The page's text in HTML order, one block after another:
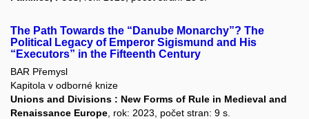
The Path Towards the “Danube Monarchy”? The
Political Legacy of Emperor Sigismund and His
“Executors” in the Fifteenth Century
BAR Přemysl
Kapitola v odborné knize
Unions and Divisions : New Forms of Rule in Medieval and
Renaissance Europe , rok: 2023, počet stran: 9 s.